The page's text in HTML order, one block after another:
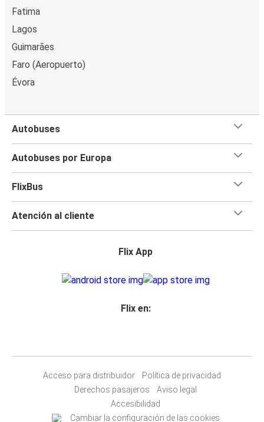
Fatima
Lagos
Guimarães
Faro (Aeropuerto)
Évora
Autobuses
Autobuses por Europa
FlixBus
Atención al cliente
Flix App
Flix en:
Acceso para distribuidor
Política de privacidad
Derechos pasajeros
Aviso legal
Accesibilidad
Cambiar la configuración de las cookies